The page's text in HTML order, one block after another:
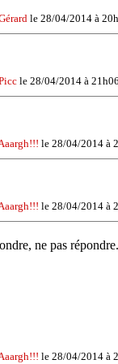
le 28/04/2014 à
le 28/04/2014 à
le 28/04/2014 à
le 28/04/2014 à
ne pas
le 28/04/2014 à